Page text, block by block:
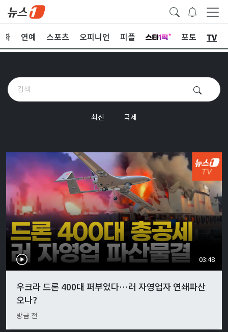
화 연예 스포츠 오피니언 피플 포토 TV
최신 국제
03:48
우크라 드론 400대 퍼부었다…러 자영업자 연쇄파산
오나?
방금 전